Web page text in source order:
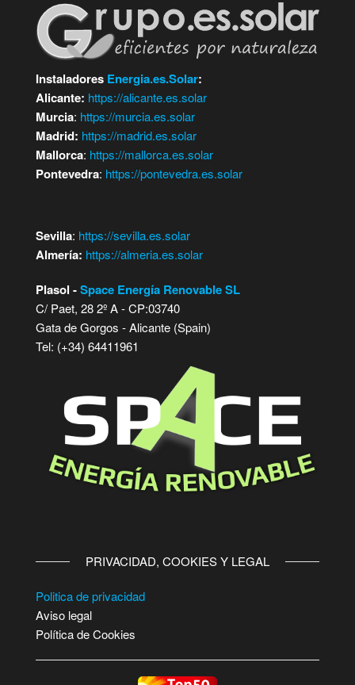
Instaladores Energia.es.Solar:
Alicante: https://alicante.es.solar
Murcia: https://murcia.es.solar
Madrid: https://madrid.es.solar
Mallorca: https://mallorca.es.solar
Pontevedra: https://pontevedra.es.solar
Sevilla: https://sevilla.es.solar
Almería: https://almeria.es.solar
Plasol -Space Energía Renovable SL
C/ Paet, 28 2º A - CP:03740
Gata de Gorgos - Alicante (Spain)
Tel: (+34) 64411961
PRIVACIDAD, COOKIES Y LEGAL
Politica de privacidad
Aviso legal
Política de Cookies